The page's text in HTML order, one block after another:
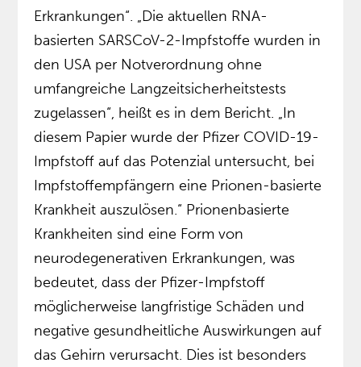
Erkrankungen“. „Die aktuellen RNA-
basierten SARSCoV-2-Impfstoffe wurden in
den USA per Notverordnung ohne
umfangreiche Langzeitsicherheitstests
zugelassen“, heißt es in dem Bericht. „In
diesem Papier wurde der Pfizer COVID-19-
Impfstoff auf das Potenzial untersucht, bei
Impfstoffempfängern eine Prionen-basierte
Krankheit auszulösen.“ Prionenbasierte
Krankheiten sind eine Form von
neurodegenerativen Erkrankungen, was
bedeutet, dass der Pfizer-Impfstoff
möglicherweise langfristige Schäden und
negative gesundheitliche Auswirkungen auf
das Gehirn verursacht. Dies ist besonders